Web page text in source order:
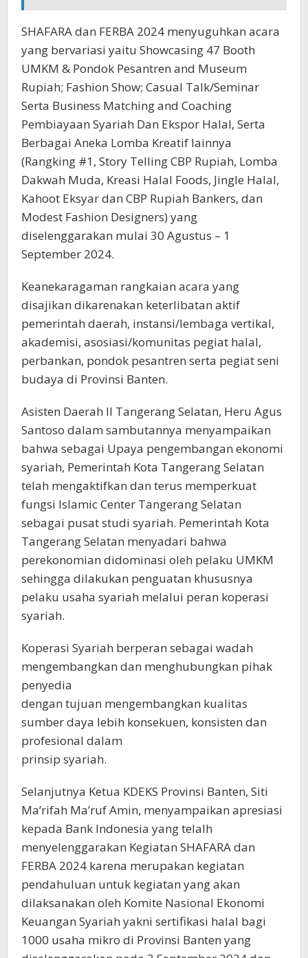
SHAFARA dan FERBA 2024 menyuguhkan acara
yang bervariasi yaitu Showcasing 47 Booth
UMKM & Pondok Pesantren and Museum
Rupiah; Fashion Show; Casual Talk/Seminar
Serta Business Matching and Coaching
Pembiayaan Syariah Dan Ekspor Halal, Serta
Berbagai Aneka Lomba Kreatif lainnya
(Rangking #1, Story Telling CBP Rupiah, Lomba
Dakwah Muda, Kreasi Halal Foods, Jingle Halal,
Kahoot Eksyar dan CBP Rupiah Bankers, dan
Modest Fashion Designers) yang
diselenggarakan mulai 30 Agustus – 1
September 2024.
Keanekaragaman rangkaian acara yang
disajikan dikarenakan keterlibatan aktif
pemerintah daerah, instansi/lembaga vertikal,
akademisi, asosiasi/komunitas pegiat halal,
perbankan, pondok pesantren serta pegiat seni
budaya di Provinsi Banten.
Asisten Daerah II Tangerang Selatan, Heru Agus
Santoso dalam sambutannya menyampaikan
bahwa sebagai Upaya pengembangan ekonomi
syariah, Pemerintah Kota Tangerang Selatan
telah mengaktifkan dan terus memperkuat
fungsi Islamic Center Tangerang Selatan
sebagai pusat studi syariah. Pemerintah Kota
Tangerang Selatan menyadari bahwa
perekonomian didominasi oleh pelaku UMKM
sehingga dilakukan penguatan khususnya
pelaku usaha syariah melalui peran koperasi
syariah.
Koperasi Syariah berperan sebagai wadah
mengembangkan dan menghubungkan pihak
penyedia
dengan tujuan mengembangkan kualitas
sumber daya lebih konsekuen, konsisten dan
profesional dalam
prinsip syariah.
Selanjutnya Ketua KDEKS Provinsi Banten, Siti
Ma’rifah Ma’ruf Amin, menyampaikan apresiasi
kepada Bank Indonesia yang telalh
menyelenggarakan Kegiatan SHAFARA dan
FERBA 2024 karena merupakan kegiatan
pendahuluan untuk kegiatan yang akan
dilaksanakan oleh Komite Nasional Ekonomi
Keuangan Syariah yakni sertifikasi halal bagi
1000 usaha mikro di Provinsi Banten yang